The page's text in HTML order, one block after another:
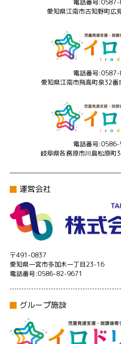
電話番号
愛知県江南市古知野町広
電話番号
愛知県江南市飛高町泉32
電話番号
岐阜県各務原市川島松原町
運営会社
〒491-0837
愛知県一宮市多加木一丁目23-16
電話番号:0586-82-9671
グループ施設